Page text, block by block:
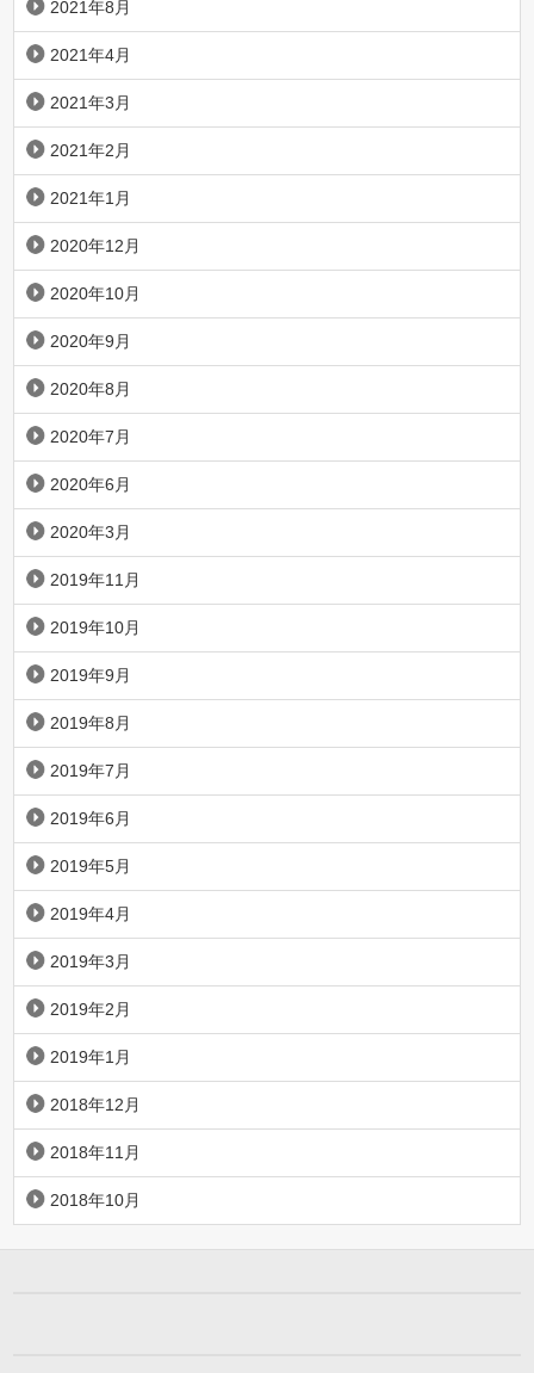
2021年8月
2021年4月
2021年3月
2021年2月
2021年1月
2020年12月
2020年10月
2020年9月
2020年8月
2020年7月
2020年6月
2020年3月
2019年11月
2019年10月
2019年9月
2019年8月
2019年7月
2019年6月
2019年5月
2019年4月
2019年3月
2019年2月
2019年1月
2018年12月
2018年11月
2018年10月